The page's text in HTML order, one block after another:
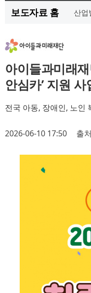
보도자료 홈 산업
아이들과미래
안심카’ 지원 사
전국 아동, 장애인, 노인
2026-06-10 17:50 출